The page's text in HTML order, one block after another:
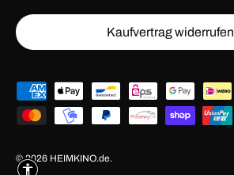
Kaufvertrag widerrufen
Zahlungsmethoden
© 2026 HEIMKINO.de.